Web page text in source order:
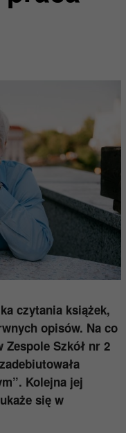
czytania książek,
opisów. Na co
Szkół nr 2
Kolejna jej
się w